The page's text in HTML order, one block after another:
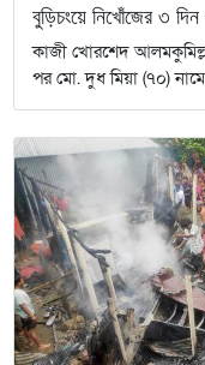
বুড়িচংয়ে নিখোঁজের ৩
কাজী খোরশেদ
পর মো. দুধ মিয়া (৭০)